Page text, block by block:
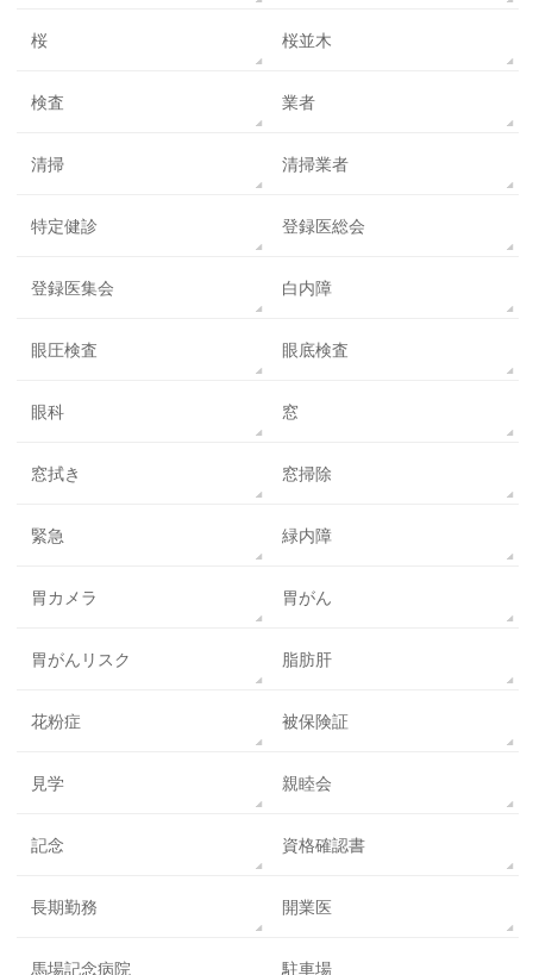
桜 桜並木
検査 業者
清掃 清掃業者
特定健診 登録医総会
登録医集会 白内障
眼圧検査 眼底検査
眼科 窓
窓拭き 窓掃除
緊急 緑内障
胃カメラ 胃がん
胃がんリスク 脂肪肝
花粉症 被保険証
見学 親睦会
記念 資格確認書
長期勤務 開業医
馬場記念病院 駐車場